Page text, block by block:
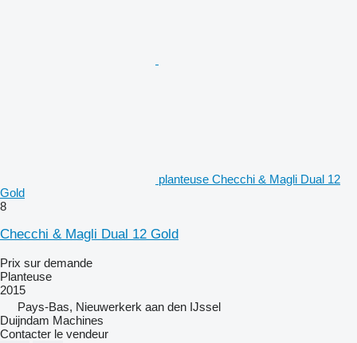
planteuse Checchi & Magli Dual 12
Gold
8
Checchi & Magli Dual 12 Gold
Prix sur demande
Planteuse
2015
Pays-Bas, Nieuwerkerk aan den IJssel
Duijndam Machines
Contacter le vendeur